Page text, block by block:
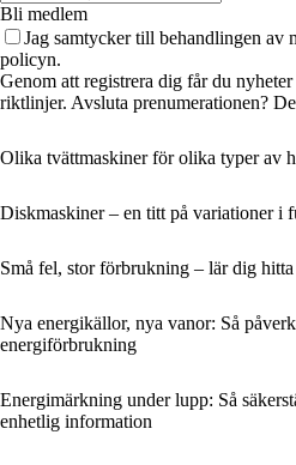
Bli medlem
Jag samtycker till behandlingen av
policyn.
Genom att registrera dig får du
riktlinjer. Avsluta prenumerationen?
Olika tvättmaskiner för olika typer av
Diskmaskiner – en titt på variationer i
Små fel, stor förbrukning – lär dig
Nya energikällor, nya vanor: Så
energiförbrukning
Energimärkning under lupp: Så
enhetlig information